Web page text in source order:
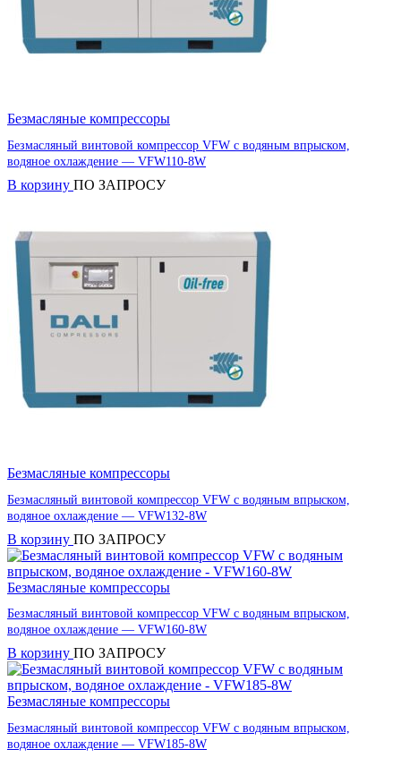
Безмасляные компрессоры
Безмасляный винтовой компрессор VFW с водяным впрыском,
водяное охлаждение — VFW110-8W
В корзину ПО ЗАПРОСУ
Безмасляные компрессоры
Безмасляный винтовой компрессор VFW с водяным впрыском,
водяное охлаждение — VFW132-8W
В корзину ПО ЗАПРОСУ
Безмасляные компрессоры
Безмасляный винтовой компрессор VFW с водяным впрыском,
водяное охлаждение — VFW160-8W
В корзину ПО ЗАПРОСУ
Безмасляные компрессоры
Безмасляный винтовой компрессор VFW с водяным впрыском,
водяное охлаждение — VFW185-8W